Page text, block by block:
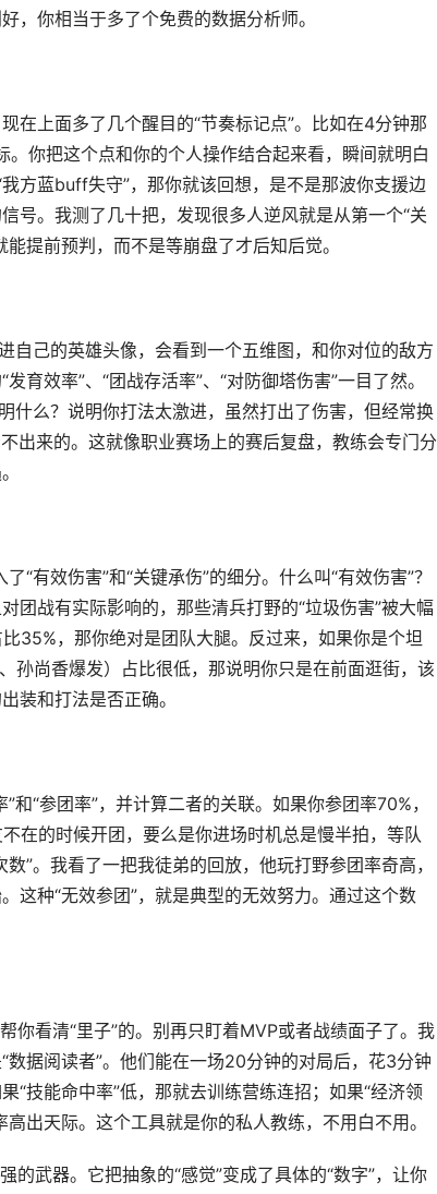
，你相当于多了个免费的数据分析师。
在上面多了几个醒目的“节奏标记点”。比如在4分钟那
。你把这个点和你的个人操作结合起来看，瞬间就明白
方蓝buff失守”，那你就该回想，是不是那波你支援边
号。我测了几十把，发现很多人逆风就是从第一个“关
提前预判，而不是等崩盘了才后知后觉。
自己的英雄头像，会看到一个五维图，和你对位的敌方
育效率”、“团战存活率”、“对防御塔伤害”一目了然。
什么？说明你打法太激进，虽然打出了伤害，但经常换
出来的。这就像职业赛场上的赛后复盘，教练会专门分
“有效伤害”和“关键承伤”的细分。什么叫“有效伤害”？
团战有实际影响的，那些清兵打野的“垃圾伤害”被大幅
35%，那你绝对是团队大腿。反过来，如果你是个坦
孙尚香爆发）占比很低，那说明你只是在前面逛街，该
装和打法是否正确。
“参团率”，并计算二者的关联。如果你参团率70%，
的时候开团，要么是你进场时机总是慢半拍，等队
”。我看了一把我徒弟的回放，他玩打野参团率奇高，
这种“无效参团”，就是典型的无效努力。通过这个数
你看清“里子”的。别再只盯着MVP或者战绩面子了。我
据阅读者”。他们能在一场20分钟的对局后，花3分钟
“技能命中率”低，那就去训练营练连招；如果“经济领
出天际。这个工具就是你的私人教练，不用白不用。
武器。它把抽象的“感觉”变成了具体的“数字”，让你